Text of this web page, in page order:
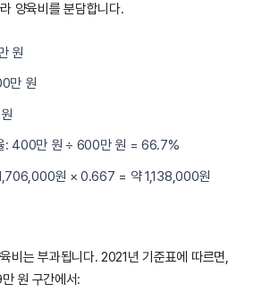
양육비를 분담합니다.
원
만 원
: 400만 원 ÷ 600만 원 = 66.7%
원 × 0.667 = 약 1,138,000원
비는 부과됩니다. 2021년 기준표에 따르면,
원 구간에서: